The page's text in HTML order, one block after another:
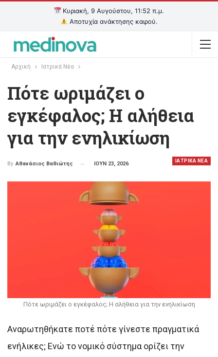
Κυριακή, 9 Αυγούστου, 11:52 π.μ.
Αποτυχία ανάκτησης καιρού.
Αρχική Ιατρικά Νέα
Πότε ωριμάζει ο
εγκέφαλος; Η αλήθεια
για την ενηλικίωση
ΙΑΤΡΙΚΑ ΝΕΑ
By Αθανάσιος Βαθιώτης ΙΟΥΝ 23, 2026
Πότε ωριμάζει ο εγκέφαλος; Η αλήθεια για την ενηλικίωση
Αναρωτηθήκατε ποτέ πότε γίνεστε πραγματικά
ενήλικες; Ενώ το νομικό σύστημα ορίζει την